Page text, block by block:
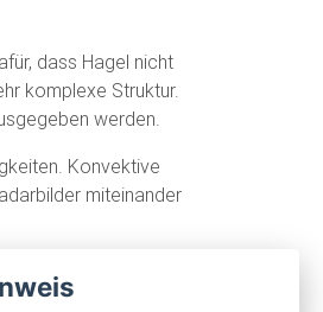
dass Hagel nicht
komplexe Struktur.
werden.
Konvektive
miteinander
Größe
können, für